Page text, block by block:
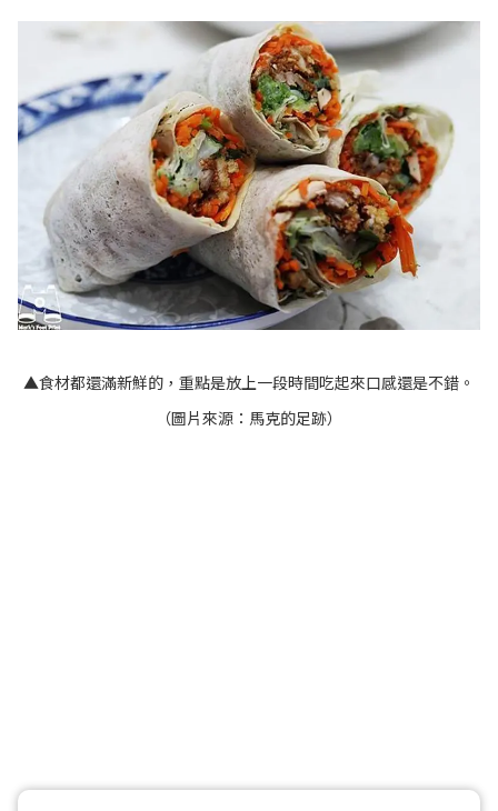
▲食材都還滿新鮮的，重點是放上一段時間吃起來口感還是不錯。
（圖片來源： 馬克的足跡）